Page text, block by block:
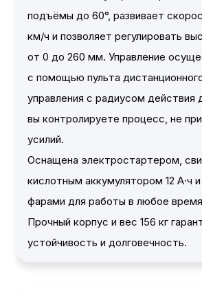
подъёмы до 60°, развивает
км/ч и позволяет регулировать
от 0 до 260 мм. Управление
с помощью пульта
управления с радиусом
вы контролируете процесс, не
усилий.
Оснащена электростартером,
кислотным аккумулятором 12 А·ч
фарами для работы в любое
Прочный корпус и вес 156 кг
устойчивость и долговечность.